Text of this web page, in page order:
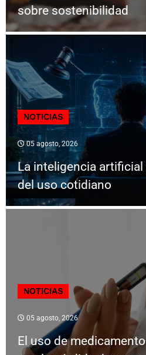
sobre sostenibilidad
NOTICIAS
05 agosto, 2026
La inteligencia
del uso cotidiano
NOTICIAS
05 agosto, 2026
El uso de